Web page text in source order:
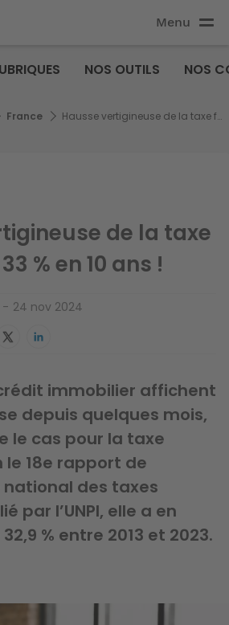
Menu
NOS OUTILS NOS
France Hausse vertigineuse de la taxe foncière : + 33 % en 10 ans !
de la taxe
% en 10 ans !
24 nov 2024
immobilier affichent
depuis quelques mois,
le cas pour la taxe
le 18e rapport de
national des taxes
par l’UNPI, elle a en
% entre 2013 et 2023.